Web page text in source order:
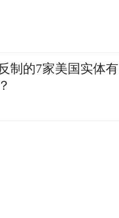
制的7家美国实体有